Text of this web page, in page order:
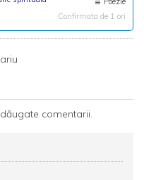
Confirmata de 1 ori
comentarii.